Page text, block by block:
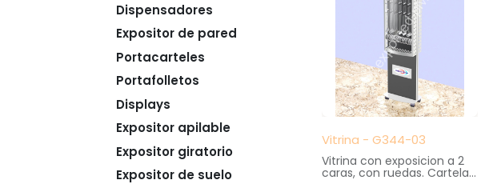
Dispensadores
Expositor de pared
Portacarteles
Portafolletos
Displays
Expositor apilable
Expositor giratorio
Expositor de suelo
Vitrina - G344-03
Vitrina con exposicion a 2
caras, con ruedas. Cartela